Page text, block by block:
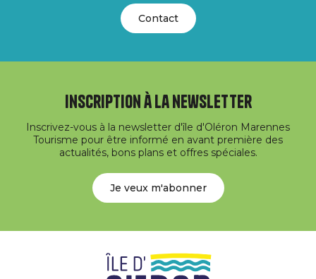
Contact
Inscription à la newsletter
Inscrivez-vous à la newsletter d'île d'Oléron Marennes
Tourisme pour être informé en avant première des
actualités, bons plans et offres spéciales.
Je veux m'abonner